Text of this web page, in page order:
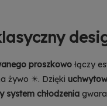
proszkowo łączy
żywo ✴️. Dzięki
system chłodzenia